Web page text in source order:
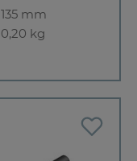
135 mm
0,20 kg